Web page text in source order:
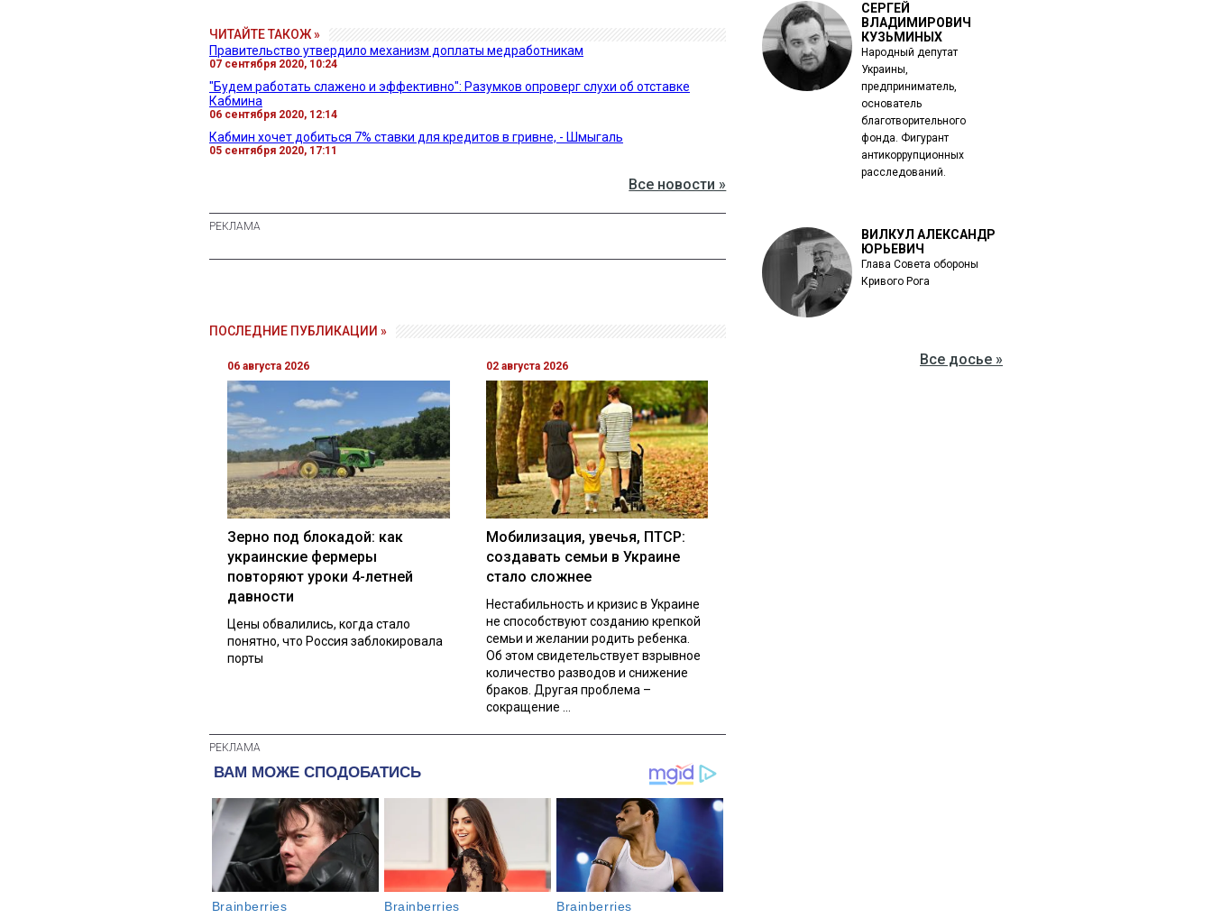
ЧИТАЙТЕ ТАКОЖ »
Правительство утвердило механизм доплаты медработникам
07 сентября 2020, 10:24
"Будем работать слажено и эффективно": Разумков опроверг слухи об отставке
Кабмина
06 сентября 2020, 12:14
Кабмин хочет добиться 7% ставки для кредитов в гривне, - Шмыгаль
05 сентября 2020, 17:11
Все новости »
ПОСЛЕДНИЕ ПУБЛИКАЦИИ »
06 августа 2026
Зерно под блокадой: как
украинские фермеры
повторяют уроки 4-летней
давности
Цены обвалились, когда стало
понятно, что Россия заблокировала
порты
02 августа 2026
Мобилизация, увечья, ПТСР:
создавать семьи в Украине
стало сложнее
Нестабильность и кризис в Украине
не способствуют созданию крепкой
семьи и желании родить ребенка.
Об этом свидетельствует взрывное
количество разводов и снижение
браков. Другая проблема –
сокращение ...
СЕРГЕЙ
ВЛАДИМИРОВИЧ
КУЗЬМИНЫХ
Народный депутат
Украины,
предприниматель,
основатель
благотворительного
фонда. Фигурант
антикоррупционных
расследований.
ВИЛКУЛ АЛЕКСАНДР
ЮРЬЕВИЧ
Глава Совета обороны
Кривого Рога
Все досье »